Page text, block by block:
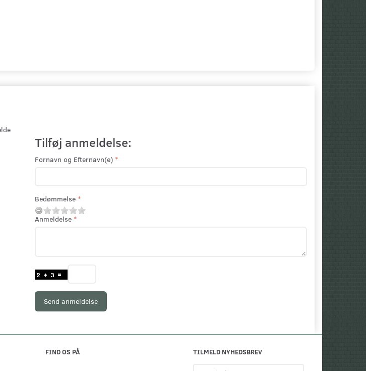
Tilføj anmeldelse:
Fornavn og Efternavn(e)
Bedømmelse
Anmeldelse
Send anmeldelse
FIND OS PÅ
TILMELD NYHEDSBREV